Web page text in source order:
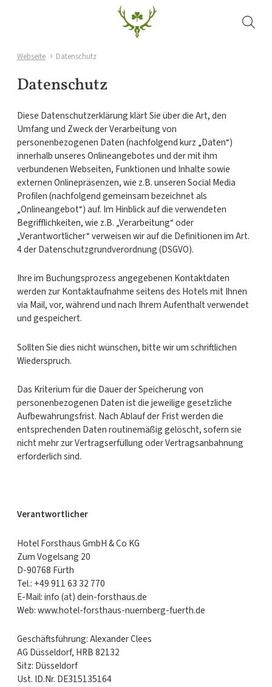
Webseite Datenschutz
Datenschutz
Diese Datenschutzerklärung klärt Sie über die Art, den
Umfang und Zweck der Verarbeitung von
personenbezogenen Daten (nachfolgend kurz „Daten“)
innerhalb unseres Onlineangebotes und der mit ihm
verbundenen Webseiten, Funktionen und Inhalte sowie
externen Onlinepräsenzen, wie z.B. unseren Social Media
Profilen (nachfolgend gemeinsam bezeichnet als
„Onlineangebot“) auf. Im Hinblick auf die verwendeten
Begrifflichkeiten, wie z.B. „Verarbeitung“ oder
„Verantwortlicher“ verweisen wir auf die Definitionen im Art.
4 der Datenschutzgrundverordnung (DSGVO).
Ihre im Buchungsprozess angegebenen Kontaktdaten
werden zur Kontaktaufnahme seitens des Hotels mit Ihnen
via Mail, vor, während und nach Ihrem Aufenthalt verwendet
und gespeichert.
Sollten Sie dies nicht wünschen, bitte wir um schriftlichen
Wiederspruch.
Das Kriterium für die Dauer der Speicherung von
personenbezogenen Daten ist die jeweilige gesetzliche
Aufbewahrungsfrist. Nach Ablauf der Frist werden die
entsprechenden Daten routinemäßig gelöscht, sofern sie
nicht mehr zur Vertragserfüllung oder Vertragsanbahnung
erforderlich sind.
Verantwortlicher
Hotel Forsthaus GmbH & Co KG
Zum Vogelsang 20
D-90768 Fürth
Tel.: +49 911 63 32 770
E-Mail:info (at) dein-forsthaus.de
Web:www.hotel-forsthaus-nuernberg-fuerth.de
Geschäftsführung: Alexander Clees
AG Düsseldorf, HRB 82132
Sitz: Düsseldorf
Ust. ID.Nr. DE315135164